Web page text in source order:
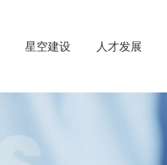
星空建设 人才发展